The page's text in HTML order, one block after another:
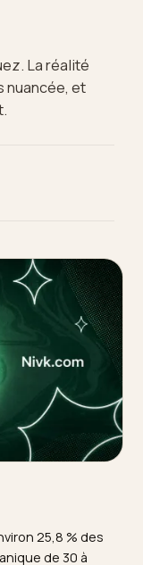
La réalité